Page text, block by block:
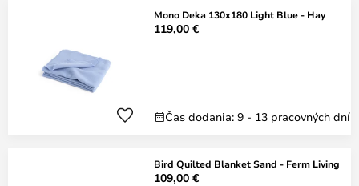
Mono Deka 130x180 Light Blue - Hay
119,00 €
Čas dodania: 9 - 13 pracovných dní
Bird Quilted Blanket Sand - Ferm Living
109,00 €